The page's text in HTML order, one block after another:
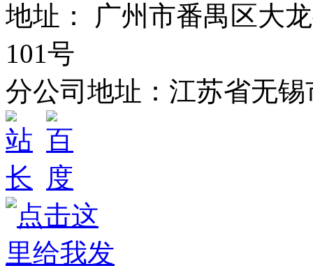
地址： 广州市番禺区大
101号
分公司地址：江苏省无